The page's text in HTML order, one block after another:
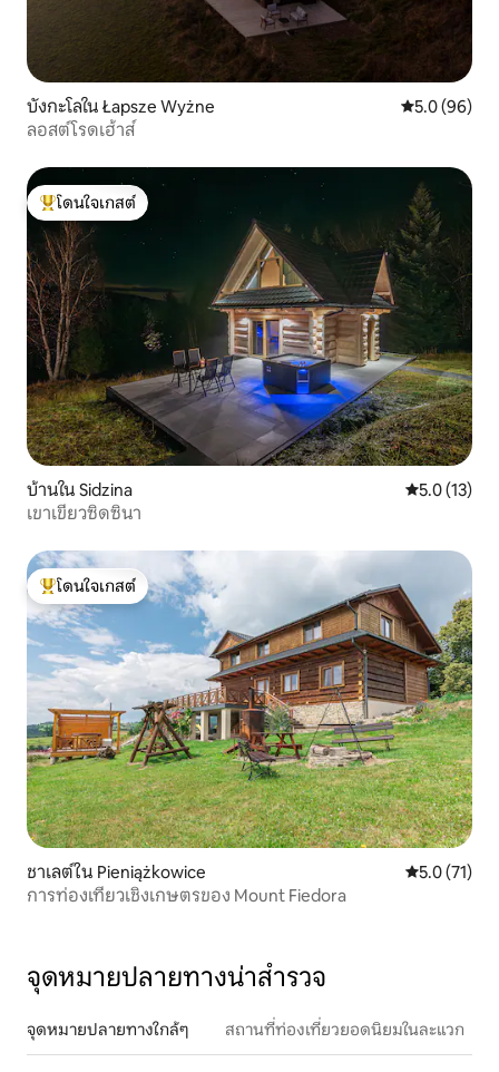
บังกะโลใน Łapsze Wyżne คะแนนเฉลี่ย
5.0 (96)
ลอสต์โรดเฮ้าส์
โดนใจเกสต์ที่สุด
โดนใจเกสต์
บ้านใน Sidzina คะแนนเฉลี่ย
5.0 (13)
เขาเขียวซิดซินา
โดนใจเกสต์ที่สุด
โดนใจเกสต์
ชาเลต์ใน Pieniążkowice คะแนนเฉลี่ย
5.0 (71)
การท่องเที่ยวเชิงเกษตรของ Mount Fiedora
จุดหมายปลายทางน่าสำรวจ
จุดหมายปลายทางใกล้ๆ สถานที่ท่องเที่ยวยอดนิยมในละแวก